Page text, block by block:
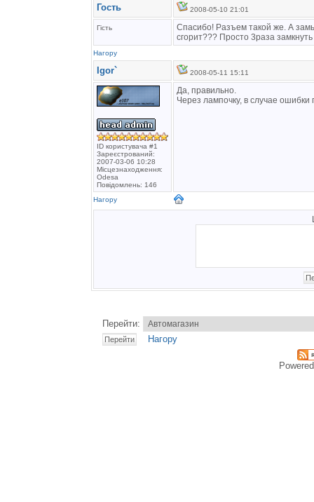
Гость 2008-05-10 21:01
Гість
Спасибо! Разъем такой же. А
сгорит??? Просто 3раза
Нагору
Igor` 2008-05-11 15:11
ID користувача #1
Зареєстрований:
2007-03-06 10:28
Місцезнаходження:
Odesa
Повідомлень: 146
Да, правильно.
Через лампочку, в случае ошибки
Нагору
Перейти:
Нагору